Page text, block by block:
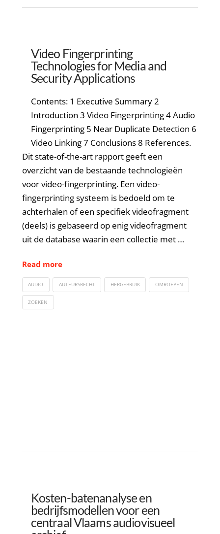
Video Fingerprinting
Technologies for Media and
Security Applications
Contents: 1 Executive Summary 2
Introduction 3 Video Fingerprinting 4 Audio
Fingerprinting 5 Near Duplicate Detection 6
Video Linking 7 Conclusions 8 References.
Dit state-of-the-art rapport geeft een
overzicht van de bestaande technologieën
voor video-fingerprinting. Een video-
fingerprinting systeem is bedoeld om te
achterhalen of een specifiek videofragment
(deels) is gebaseerd op enig videofragment
uit de database waarin een collectie met …
Read more
AUDIO AUTEURSRECHT HERGEBRUIK OMROEPEN
ZOEKEN
Kosten-batenanalyse en
bedrijfsmodellen voor een
centraal Vlaams audiovisueel